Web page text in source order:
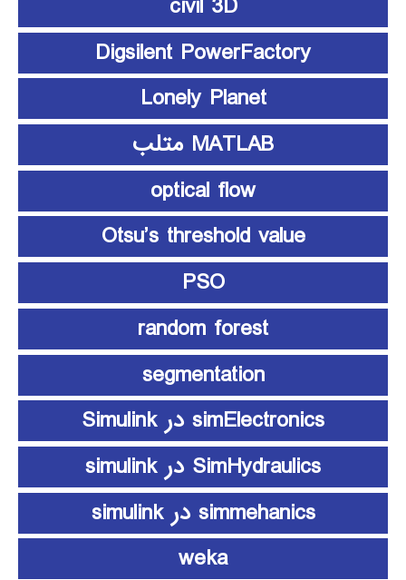
Digsilent PowerFactory
Lonely Planet
MATLAB متلب
optical flow
Otsu’s threshold value
PSO
random forest
segmentation
simElectronics در Simulink
SimHydraulics در simulink
simmehanics در simulink
weka